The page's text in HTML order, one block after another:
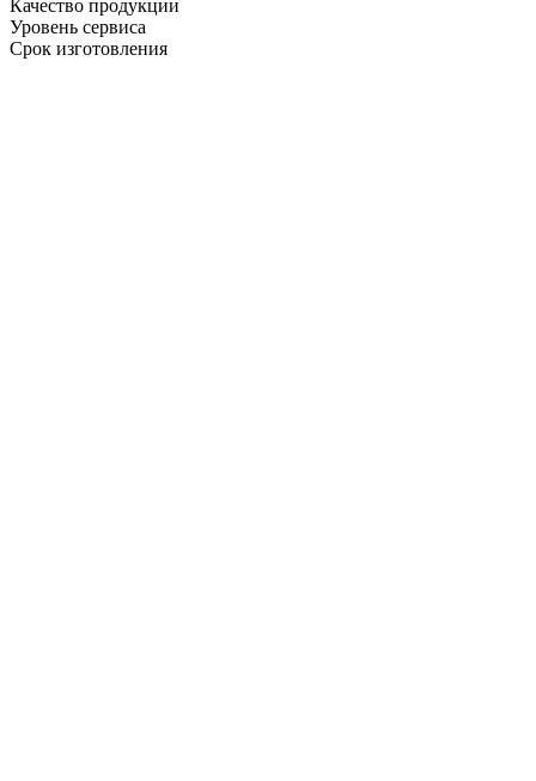
Качество продукции
Уровень сервиса
Срок изготовления